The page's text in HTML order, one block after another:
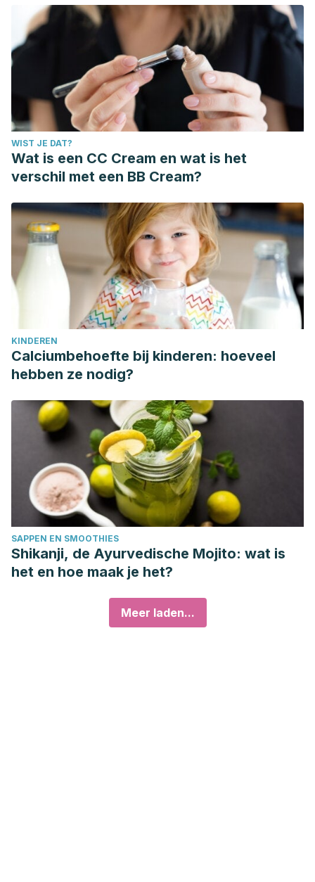
WIST JE DAT?
Wat is een CC Cream en wat is het
verschil met een BB Cream?
KINDEREN
Calciumbehoefte bij kinderen: hoeveel
hebben ze nodig?
SAPPEN EN SMOOTHIES
Shikanji, de Ayurvedische Mojito: wat is
het en hoe maak je het?
Meer laden...